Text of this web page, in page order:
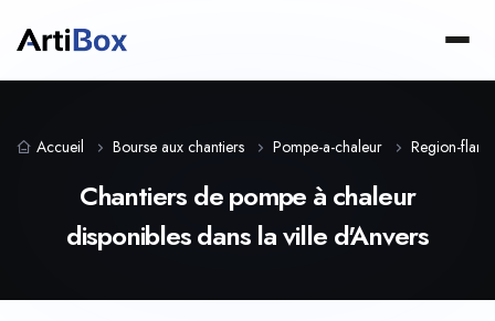
Accueil Bourse aux chantiers Pompe-a-chaleur Region-
Chantiers de pompe à chaleur
disponibles dans la ville d'Anvers